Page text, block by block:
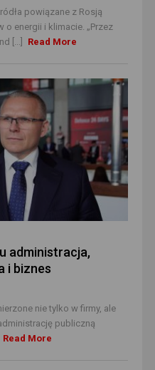
powiązane z Rosją
o energii i klimacie. „Przez
[...]
Read More
administracja,
i biznes
nie tylko w firmy, ale
publiczną
Read More